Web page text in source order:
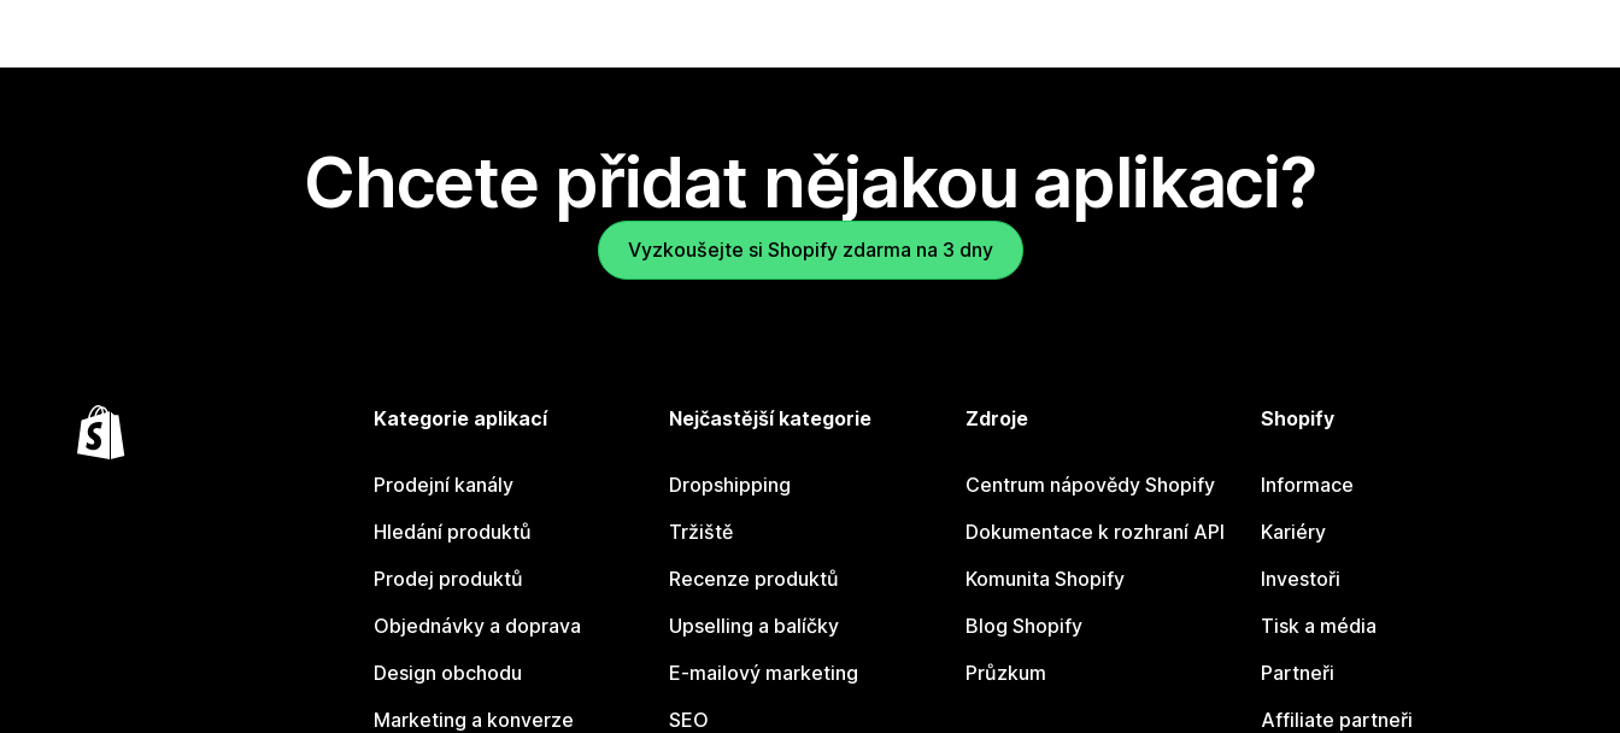
Chcete přidat nějakou aplikaci?
Vyzkoušejte si Shopify zdarma na 3 dny
Kategorie aplikací
Prodejní kanály
Hledání produktů
Prodej produktů
Objednávky a doprava
Design obchodu
Marketing a konverze
Nejčastější kategorie
Dropshipping
Tržiště
Recenze produktů
Upselling a balíčky
E-mailový marketing
SEO
Zdroje
Centrum nápovědy Shopify
Dokumentace k rozhraní API
Komunita Shopify
Blog Shopify
Průzkum
Shopify
Informace
Kariéry
Investoři
Tisk a média
Partneři
Affiliate partneři